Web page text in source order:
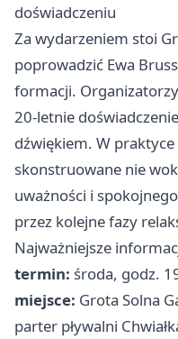
doświadczeniu
Za wydarzeniem stoi
poprowadzić Ewa
formacji.
20-letnie
dźwiękiem. W
skonstruowane nie
uważności i
przez kolejne fazy
Najważniejsze
termin: środa, godz.
miejsce: Grota Solna
parter pływalni